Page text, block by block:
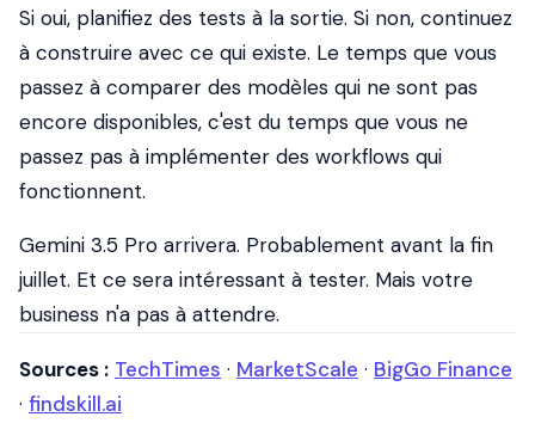
Si oui, planifiez des tests à la sortie. Si non, continuez
à construire avec ce qui existe. Le temps que vous
passez à comparer des modèles qui ne sont pas
encore disponibles, c'est du temps que vous ne
passez pas à implémenter des workflows qui
fonctionnent.
Gemini 3.5 Pro arrivera. Probablement avant la fin
juillet. Et ce sera intéressant à tester. Mais votre
business n'a pas à attendre.
Sources : TechTimes · MarketScale · BigGo Finance
· findskill.ai